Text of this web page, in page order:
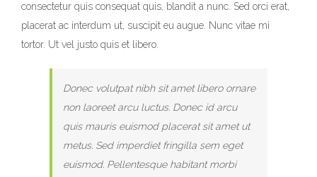
consectetur quis consequat quis, blandit a nunc. Sed orci erat,
placerat ac interdum ut, suscipit eu augue. Nunc vitae mi
tortor. Ut vel justo quis et libero.
Donec volutpat nibh sit amet libero ornare
non laoreet arcu luctus. Donec id arcu
quis mauris euismod placerat sit amet ut
metus. Sed imperdiet fringilla sem eget
euismod. Pellentesque habitant morbi